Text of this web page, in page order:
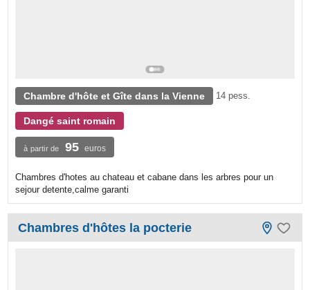
Chambre d'hôte et Gîte dans la Vienne 14 pess.
Dangé saint romain
à partir de 95 euros
Chambres d'hotes au chateau et cabane dans les arbres pour un
sejour detente,calme garanti
Chambres d'hôtes la pocterie